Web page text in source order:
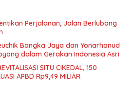
Perjalanan, Jalan Berlubang
Bangka Jaya dan Yonarhanud
dalam Gerakan Indonesia Asri
SITU CIKEDAL, 150
APBD Rp9,49 MILIAR